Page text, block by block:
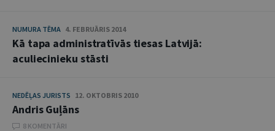
NUMURA TĒMA 4. FEBRUĀRIS 2014
Kā tapa administratīvās tiesas Latvijā:
aculiecinieku stāsti
NEDĒĻAS JURISTS 12. OKTOBRIS 2010
Andris Guļāns
8 KOMENTĀRI